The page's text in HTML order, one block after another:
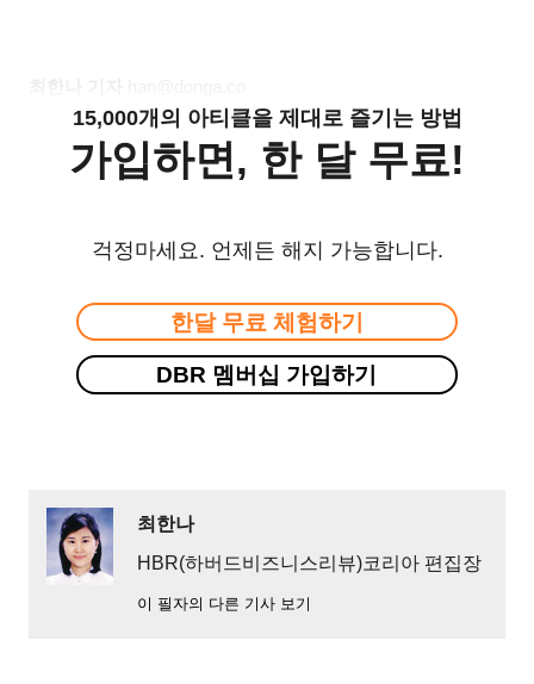
15,000개의 아티클을 제대로 즐기는 방법
가입하면, 한 달 무료!
걱정마세요. 언제든 해지 가능합니다.
한달 무료 체험하기
DBR 멤버십 가입하기
최한나
HBR(하버드비즈니스리뷰)코리아 편집장
이 필자의 다른 기사 보기